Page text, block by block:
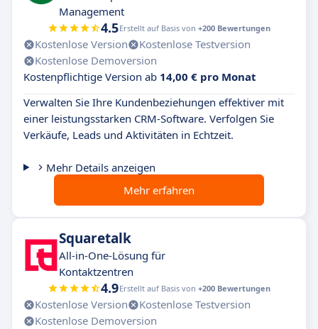
Management
4.5Erstellt auf Basis von +200 Bewertungen
Kostenlose Version
Kostenlose Testversion
Kostenlose Demoversion
Kostenpflichtige Version ab 14,00 € pro Monat
Verwalten Sie Ihre Kundenbeziehungen effektiver mit
einer leistungsstarken CRM-Software. Verfolgen Sie
Verkäufe, Leads und Aktivitäten in Echtzeit.
Mehr Details anzeigen
Mehr erfahren
Squaretalk
All-in-One-Lösung für
Kontaktzentren
4.9Erstellt auf Basis von +200 Bewertungen
Kostenlose Version
Kostenlose Testversion
Kostenlose Demoversion